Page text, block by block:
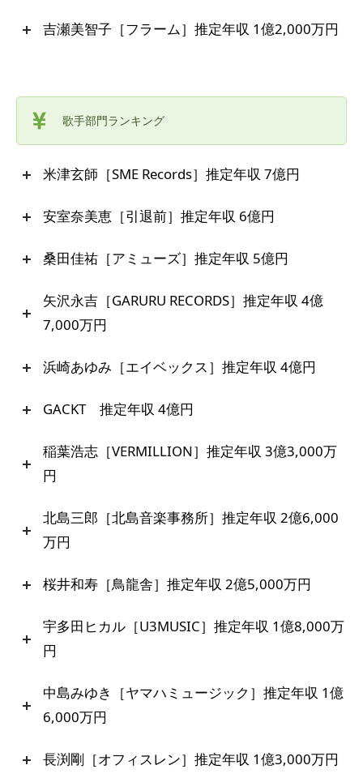
吉瀬美智子［フラーム］推定年収 1億2,000万円
歌手部門ランキング
米津玄師［SME Records］推定年収 7億円
安室奈美恵［引退前］推定年収 6億円
桑田佳祐［アミューズ］推定年収 5億円
矢沢永吉［GARURU RECORDS］推定年収 4億
7,000万円
浜崎あゆみ［エイベックス］推定年収 4億円
GACKT 推定年収 4億円
稲葉浩志［VERMILLION］推定年収 3億3,000万
円
北島三郎［北島音楽事務所］推定年収 2億6,000
万円
桜井和寿［鳥龍舎］推定年収 2億5,000万円
宇多田ヒカル［U3MUSIC］推定年収 1億8,000万
円
中島みゆき［ヤマハミュージック］推定年収 1億
6,000万円
長渕剛［オフィスレン］推定年収 1億3,000万円